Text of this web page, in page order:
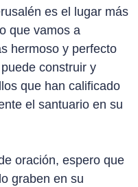
es el lugar más
que vamos a
hermoso y perfecto
construir y
que han calificado
el santuario en su
oración, espero que
graben en su